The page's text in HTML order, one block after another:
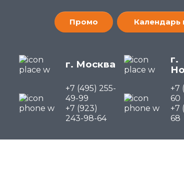
Промо Календарь
г. Москва
г.
+7 (495) 255-
49-99
+7 (923)
243-98-64
+7
60
+7
68